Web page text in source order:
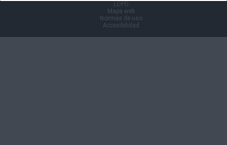
LOPD
Mapa web
Normas de uso
Accesibilidad